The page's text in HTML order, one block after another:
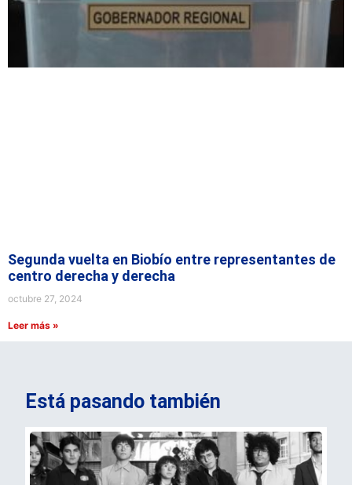
Segunda vuelta en Biobío entre representantes de
centro derecha y derecha
octubre 27, 2024
Leer más »
Está pasando también